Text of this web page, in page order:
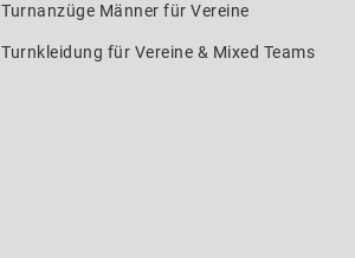
Turnanzüge Männer für Vereine
Turnkleidung für Vereine & Mixed Teams